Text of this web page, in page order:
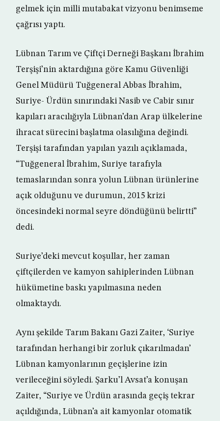
gelmek için milli mutabakat vizyonu benimseme
çağrısı yaptı.
Lübnan Tarım ve Çiftçi Derneği Başkanı İbrahim
Terşişi’nin aktardığına göre Kamu Güvenliği
Genel Müdürü Tuğgeneral Abbas İbrahim,
Suriye- Ürdün sınırındaki Nasib ve Cabir sınır
kapıları aracılığıyla Lübnan’dan Arap ülkelerine
ihracat sürecini başlatma olasılığına değindi.
Terşişi tarafından yapılan yazılı açıklamada,
“Tuğgeneral İbrahim, Suriye tarafıyla
temaslarından sonra yolun Lübnan ürünlerine
açık olduğunu ve durumun, 2015 krizi
öncesindeki normal seyre döndüğünü belirtti”
dedi.
Suriye’deki mevcut koşullar, her zaman
çiftçilerden ve kamyon sahiplerinden Lübnan
hükümetine baskı yapılmasına neden
olmaktaydı.
Aynı şekilde Tarım Bakanı Gazi Zaiter, ‘Suriye
tarafından herhangi bir zorluk çıkarılmadan’
Lübnan kamyonlarının geçişlerine izin
verileceğini söyledi. Şarku’l Avsat’a konuşan
Zaiter, “Suriye ve Ürdün arasında geçiş tekrar
açıldığında, Lübnan’a ait kamyonlar otomatik